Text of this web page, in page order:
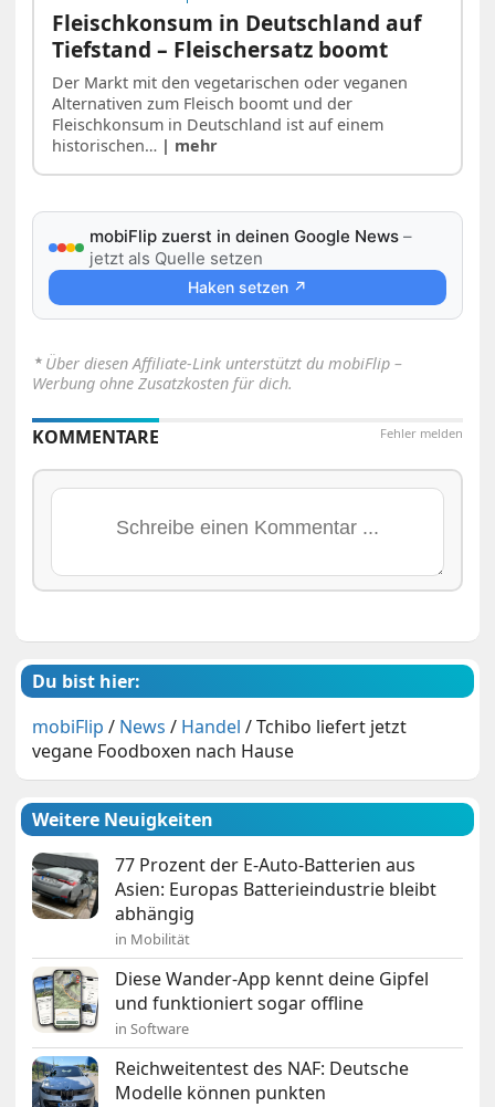
Fleischkonsum in Deutschland auf
Tiefstand – Fleischersatz boomt
Der Markt mit den vegetarischen oder veganen
Alternativen zum Fleisch boomt und der
Fleischkonsum in Deutschland ist auf einem
historischen… | mehr
mobiFlip zuerst in deinen Google News –
jetzt als Quelle setzen
Haken setzen ↗
⋆ Über diesen Affiliate-Link unterstützt du mobiFlip –
Werbung ohne Zusatzkosten für dich.
Fehler melden
KOMMENTARE
Du bist hier:
mobiFlip / News / Handel /Tchibo liefert jetzt
vegane Foodboxen nach Hause
Weitere Neuigkeiten
77 Prozent der E-Auto-Batterien aus
Asien: Europas Batterieindustrie bleibt
abhängig
in Mobilität
Diese Wander-App kennt deine Gipfel
und funktioniert sogar offline
in Software
Reichweitentest des NAF: Deutsche
Modelle können punkten